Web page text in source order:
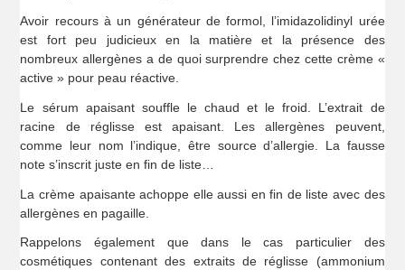
Avoir recours à un générateur de formol, l’imidazolidinyl urée
est fort peu judicieux en la matière et la présence des
nombreux allergènes a de quoi surprendre chez cette crème «
active » pour peau réactive.
Le sérum apaisant souffle le chaud et le froid. L’extrait de
racine de réglisse est apaisant. Les allergènes peuvent,
comme leur nom l’indique, être source d’allergie. La fausse
note s’inscrit juste en fin de liste…
La crème apaisante achoppe elle aussi en fin de liste avec des
allergènes en pagaille.
Rappelons également que dans le cas particulier des
cosmétiques contenant des extraits de réglisse (ammonium